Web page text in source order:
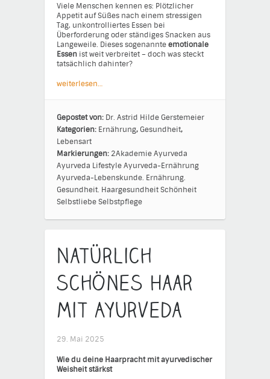
Viele Menschen kennen es: Plötzlicher
Appetit auf Süßes nach einem stressigen
Tag, unkontrolliertes Essen bei
Überforderung oder ständiges Snacken aus
Langeweile. Dieses sogenannteemotionale
Essen ist weit verbreitet – doch was steckt
tatsächlich dahinter?
weiterlesen…
Gepostet von: Dr. Astrid Hilde Gerstemeier
Kategorien: Ernährung, Gesundheit,
Lebensart
Markierungen: 2AkademieAyurveda
Ayurveda LifestyleAyurveda-Ernährung
Ayurveda-Lebenskunde. Ernährung.
Gesundheit. Haargesundheit Schönheit
Selbstliebe Selbstpflege
Natürlich
schönes Haar
mit Ayurveda
29. Mai 2025
Wie du deine Haarpracht mit ayurvedischer
Weisheit stärkst